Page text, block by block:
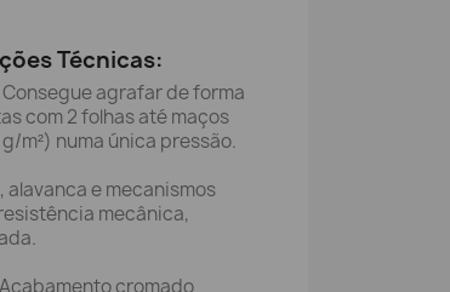
Técnicas:
Consegue agrafar de forma
com 2 folhas até maços
m²) numa única pressão.
alavanca e mecanismos
mecânica,
Acabamento cromado